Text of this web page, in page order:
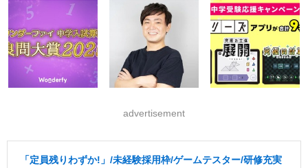
advertisement
「定員残りわずか!」/未経験採用枠/ゲームテスター/研修充実